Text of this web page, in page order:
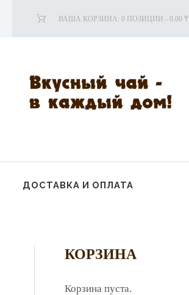
ВАША КОРЗИНА: 0 ПОЗИЦИИ - 0.00 ₸
ДОСТАВКА И ОПЛАТА
КОРЗИНА
Корзина пуста.